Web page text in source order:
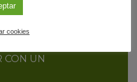
CON UN
cookies